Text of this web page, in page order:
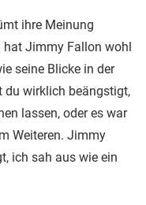
ihre Meinung
hat Jimmy Fallon wohl
seine Blicke in der
du wirklich beängstigt,
lassen, oder es war
Weiteren. Jimmy
ich sah aus wie ein